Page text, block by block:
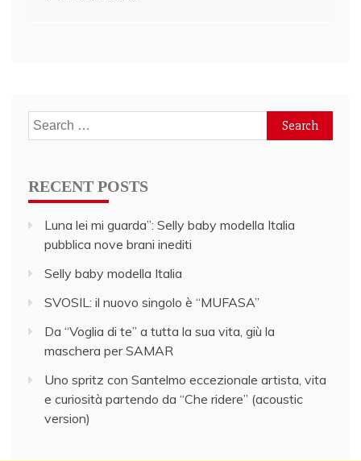
Search
for:
RECENT POSTS
Luna lei mi guarda”: Selly baby modella Italia
pubblica nove brani inediti
Selly baby modella Italia
SVOSIL: il nuovo singolo è “MUFASA”
Da “Voglia di te” a tutta la sua vita, giù la
maschera per SAMAR
Uno spritz con Santelmo eccezionale artista, vita
e curiosità partendo da “Che ridere” (acoustic
version)